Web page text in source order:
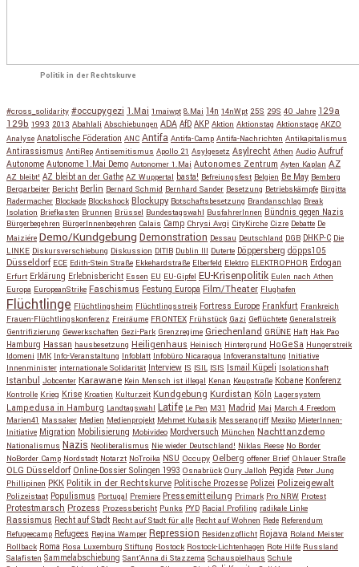
Politik in der Rechtskurve
#cross_solidarity #occupygezi 1.Mai 1maiwpt 8.Mai 14n 14nWpt 25S 29S 40 Jahre 129a
129b 1993 2013 Abahlali Abschiebungen ADA AfD AKP Aktion Aktionstag Aktionstage AKZO
Analyse Anatolische Föderation ANC Antifa Antifa-Camp Antifa-Nachrichten Antikapitalismus
Antirassismus AntiRep Antisemitismus Apollo 21 Asylgesetz Asylrecht Athen Audio Aufruf
Autonome Autonome 1.Mai Demo Autonomer 1.Mai Autonomes Zentrum Ayten Kaplan AZ
AZ bleibt! AZ bleibt an der Gathe AZ Wuppertal basta! Befreiungsfest Belgien Be May Bemberg
Bergarbeiter Bericht Berlin Bernard Schmid Bernhard Sander Besetzung Betriebskämpfe Birgitta
Radermacher Blockade Blockshock Blockupy Botschaftsbesetzung Brandanschlag Break
Isolation Briefkasten Brunnen Brüssel Bundestagswahl BusfahrerInnen Bündnis gegen Nazis
Bürgerbegehren BürgerInnenbegehren Calais Camp Chrysi Avgi CityKirche Cizre Debatte De
Maiziére Demo/Kundgebung Demonstration Dessau Deutschland DGB DHKP-C Die
LINKE Diskursverschiebung Diskussion DITIB Dublin III Duterte Döppersberg döpps105
Düsseldorf ECE Edith-Stein Straße Ekkehardstraße Elberfeld Elektro ELEKTROPHOR Erdogan
Erfurt Erklärung Erlebnisbericht Essen EU EU-Gipfel EU-Krisenpolitik Eulen nach Athen
Europa EuropeanStrike Faschismus Festung Europa Film/Theater Flughafen
Flüchtlinge Flüchtlingsheim Flüchtlingsstreik Fortress Europe Frankfurt Frankreich
Frauen-Flüchtlingskonferenz Freiräume FRONTEX Frühstück Gazi Geflüchtete Generalstreik
Gentrifizierung Gewerkschaften Gezi-Park Grenzregime Griechenland GRÜNE Haft Hak Pao
Hamburg Hassan hausbesetzung Heiligenhaus Heinisch Hintergrund HoGeSa Hungerstreik
Idomeni IMK Info-Veranstaltung Infoblatt Infobüro Nicaragua Infoveranstaltung Initiative
Innenminister internationale Solidarität Interview IS ISIL ISIS Ismail Küpeli Isolationshaft
Istanbul Jobcenter Karawane Kein Mensch ist illegal Kenan Keupstraße Kobane Konferenz
Kontrolle Krieg Krise Kroatien Kulturzeit Kundgebung Kurdistan Köln Lagersystem
Lampedusa in Hamburg Landtagswahl Latife Le Pen M31 Madrid Mai March 4 Freedom
Marien41 Massaker Medien Medienprojekt Mehmet Kubasik Messerangriff Mexiko MieterInnen-
Initiative Migration Mobilisierung Mobivideo Mordversuch München Nachttanzdemo
Nationalismus Nazis Neoliberalismus Nie wieder Deutschland! Niklas Reese No Border
NoBorder Camp Nordstadt Notarzt NoTroika NSU Occupy Oelberg offener Brief Ohlauer Straße
OLG Düsseldorf Online-Dossier Solingen 1993 Osnabrück Oury Jalloh Pegida Peter Jung
Phillipinen PKK Politik in der Rechtskurve Politische Prozesse Polizei Polizeigewalt
Polizeistaat Populismus Portugal Premiere Pressemitteilung Primark Pro NRW Protest
Protestmarsch Prozess Prozessbericht Punks PYD Racial Profiling radikale Linke
Rassismus Recht auf Stadt Recht auf Stadt für alle Recht auf Wohnen Rede Referendum
Refugeecamp Refugees Regina Wamper Repression Residenzpflicht Rojava Roland Meister
Rollback Roma Rosa Luxemburg Stiftung Rostock Rostock-Lichtenhagen Rote Hilfe Russland
Salafisten Sammelabschiebung Sant'Anna di Stazzema Schauspielhaus Schule